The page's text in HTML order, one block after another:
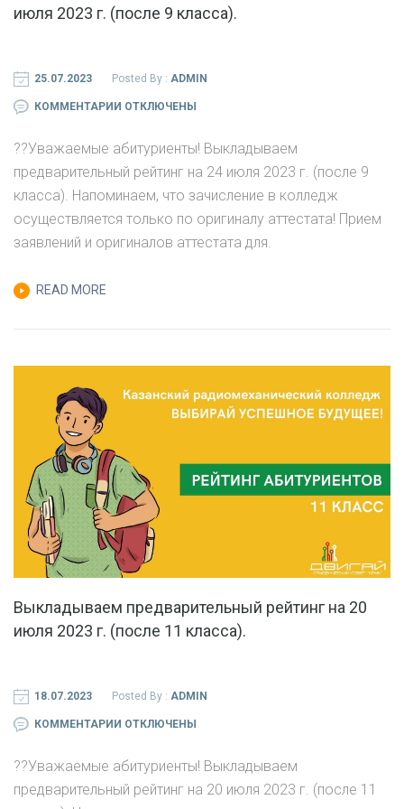
июля 2023 г. (после 9 класса).
25.07.2023 Posted By : ADMIN
КОММЕНТАРИИ К
ВЫКЛАДЫВАЕМ
ПРЕДВАРИТЕЛЬНЫЙ
РЕЙТИНГ
НА
24
9
КЛАССА).
ОТКЛЮЧЕНЫ
?‍?Уважаемые абитуриенты! Выкладываем
предварительный рейтинг на 24 июля 2023 г. (после 9
класса). Напоминаем, что зачисление в колледж
осуществляется только по оригиналу аттестата! Прием
заявлений и оригиналов аттестата для.
READ MORE
Выкладываем предварительный рейтинг на 20
июля 2023 г. (после 11 класса).
18.07.2023 Posted By : ADMIN
КОММЕНТАРИИ К
ВЫКЛАДЫВАЕМ
ПРЕДВАРИТЕЛЬНЫЙ
ОТКЛЮЧЕНЫ
?‍?Уважаемые абитуриенты! Выкладываем
предварительный рейтинг на 20 июля 2023 г. (после 11